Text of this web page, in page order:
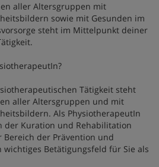
aller Altersgruppen mit
sowie mit Gesunden im
steht im Mittelpunkt deiner
Tätigkeit steht
aller Altersgruppen und mit
Als PhysiotherapeutIn
der Kuration und Rehabilitation
der Prävention und
wichtiges Betätigungsfeld für Sie als